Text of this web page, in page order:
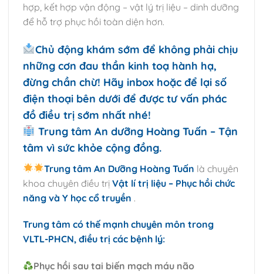
hợp, kết hợp vận động – vật lý trị liệu – dinh dưỡng
để hỗ trợ phục hồi toàn diện hơn.
Chủ động khám sớm để không phải chịu
những cơn đau thần kinh toạ hành hạ,
đừng chần chừ! Hãy inbox hoặc để lại số
điện thoại bên dưới để được tư vấn phác
đồ điều trị sớm nhất nhé!
Trung tâm An dưỡng Hoàng Tuấn – Tận
tâm vì sức khỏe cộng đồng.
Trung tâm An Dưỡng Hoàng Tuấn là chuyên
khoa chuyên điều trị Vật lí trị liệu – Phục hồi chức
năng và Y học cổ truyền .
Trung tâm có thế mạnh chuyên môn trong
VLTL-PHCN, điều trị các bệnh lý:
Phục hồi sau tai biến mạch máu não